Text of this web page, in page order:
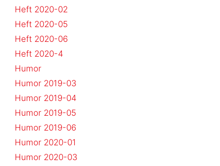
Heft 2020-02
Heft 2020-05
Heft 2020-06
Heft 2020-4
Humor
Humor 2019-03
Humor 2019-04
Humor 2019-05
Humor 2019-06
Humor 2020-01
Humor 2020-03